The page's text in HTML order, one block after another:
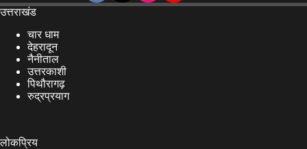
उत्तराखंड
चार धाम
देहरादून
नैनीताल
उत्तरकाशी
पिथौरागढ़
रुद्रप्रयाग
लोकप्रिय